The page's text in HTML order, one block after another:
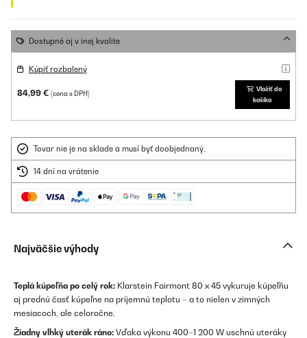
Dostupné aj v inej kvalite
Kúpiť rozbalený
84,99 € (cena s DPH)
Vložiť do
košíka
Tovar nie je na sklade a musí byť doobjednaný.
14 dní na vrátenie
Najväčšie výhody
Teplá kúpeľňa po celý rok: Klarstein Fairmont 80 x 45 vykuruje kúpeľňu
aj prednú časť kúpeľne na príjemnú teplotu – a to nielen v zimných
mesiacoch, ale celoročne.
Žiadny vlhký uterák ráno: Vďaka výkonu 400–1 200 W uschnú uteráky